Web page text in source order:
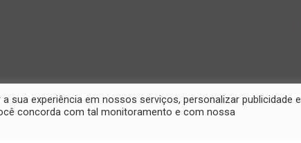
experiência em nossos serviços, personalizar publicidade e
concorda com tal monitoramento e com nossa